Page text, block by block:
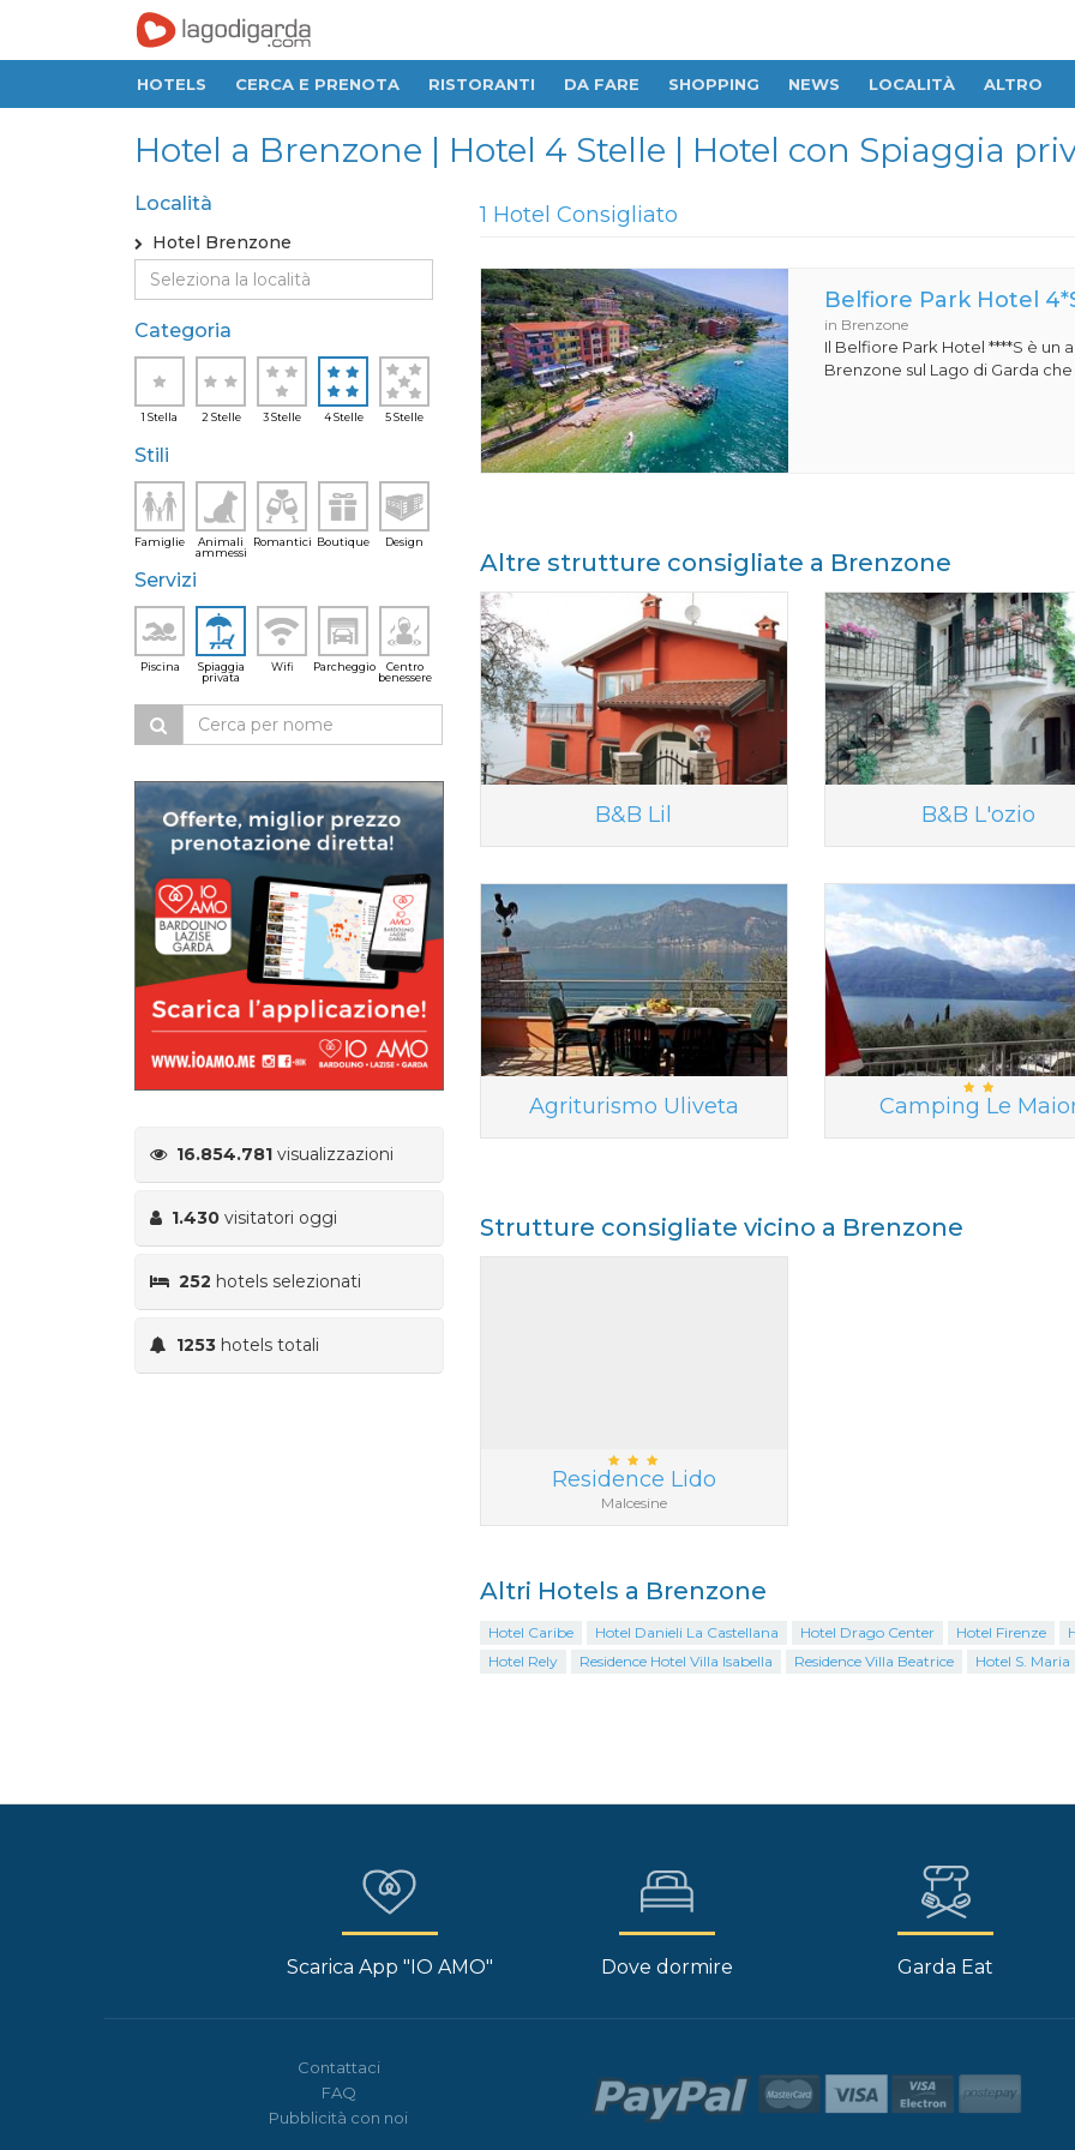
HOTELS CERCA E PRENOTA RISTORANTI DA FARE SHOPPING NEWS LOCALITÀ ALTRO
Hotel a Brenzone | Hotel 4 Stelle | Hotel con Spiaggia
Località
Hotel Brenzone
Categoria
1 Stella 2 Stelle 3 Stelle 4 Stelle 5 Stelle
Stili
Famiglie
Animali
ammessi
Romantici Boutique Design
Servizi
Piscina
Spiaggia
privata
Wifi Parcheggio
Centro
benessere
16.854.781 visualizzazioni
1.430 visitatori oggi
252 hotels selezionati
1253 hotels totali
1 Hotel Consigliato
Belfiore Park Hotel
in Brenzone
Il Belfiore Park Hotel ****S è un
Brenzone sul Lago di Garda che
Altre strutture consigliate a Brenzone
B&B Lil B&B L'ozio
Agriturismo Uliveta Camping Le
Strutture consigliate vicino a Brenzone
Residence Lido
Malcesine
Altri Hotels a Brenzone
Hotel Caribe Hotel Danieli La Castellana Hotel Drago Center Hotel Firenze
Hotel Rely
Residence Hotel Villa Isabella Residence Villa Beatrice Hotel S. Maria
Scarica App "IO AMO" Dove dormire Garda Eat
Contattaci
FAQ
Pubblicità con noi